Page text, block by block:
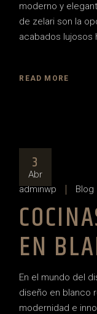
moderno y
de zelari son la
acabados lujosos
READ MORE
3
Abr
adminwp
Blog
EN
En el mundo del
diseño en blanco
modernidad e